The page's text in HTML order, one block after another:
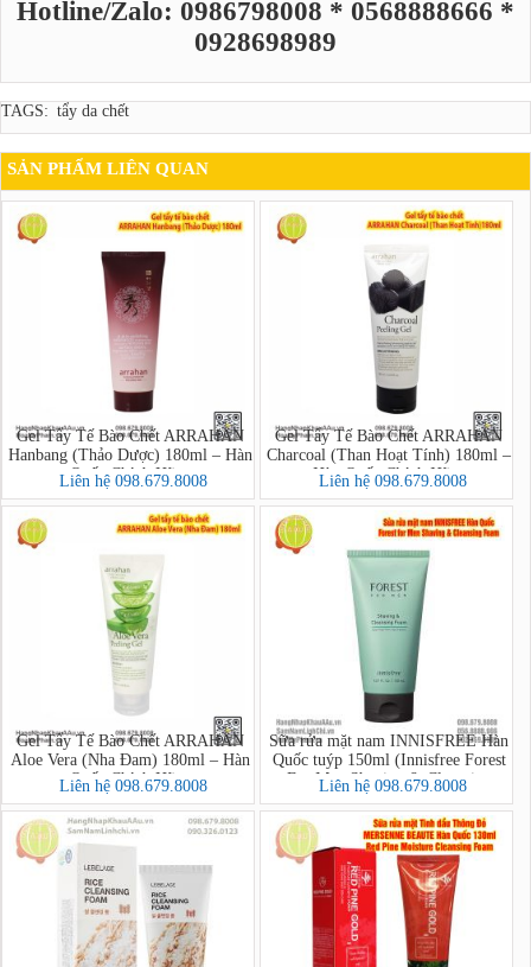
Hotline/Zalo: 0986798008 * 0568888666 *
0928698989
TAGS: tẩy da chết
SẢN PHẨM LIÊN QUAN
Gel Tẩy Tế Bào Chết ARRAHAN
Hanbang (Thảo Dược) 180ml – Hàn
Quốc Chính Hãng
Liên hệ 098.679.8008
Gel Tẩy Tế Bào Chết ARRAHAN
Charcoal (Than Hoạt Tính) 180ml –
Hàn Quốc Chính Hãng
Liên hệ 098.679.8008
Gel Tẩy Tế Bào Chết ARRAHAN
Aloe Vera (Nha Đam) 180ml – Hàn
Quốc Chính Hãng
Liên hệ 098.679.8008
Sữa rửa mặt nam INNISFREE Hàn
Quốc tuýp 150ml (Innisfree Forest
For Men Shaving & Cleansing
Foam)
Liên hệ 098.679.8008